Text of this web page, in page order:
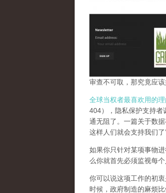
审查不可取，那究竟应
全球当权者最喜欢用的
404），隐私保护支持者
通无阻了。一篇关于数
这样人们就会支持我们了
如果你只针对某项事物
么你就首先必须监视每
你可以说这项工作的初
时候，政府制造的麻烦